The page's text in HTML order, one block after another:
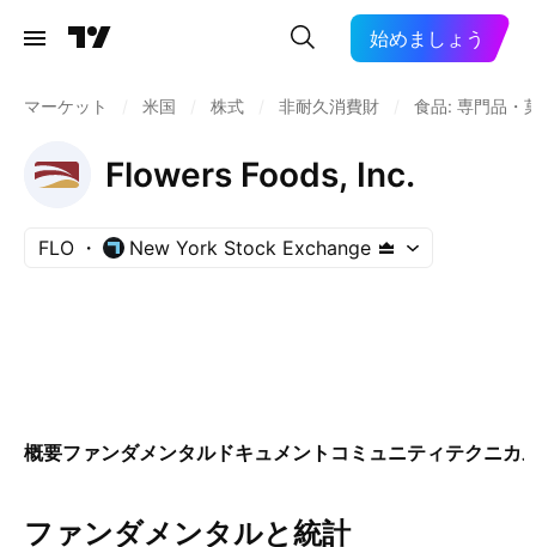
始めましょう
マーケット 米国 株式 非耐久消費財 食品: 専門品・
Flowers Foods, Inc.
FLO New York Stock Exchange
概要ファンダメンタルドキュメント コミュニティテクニカ
ファンダメンタルと統計